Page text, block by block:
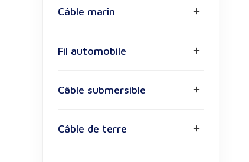
Câble marin
Fil automobile
Câble submersible
Câble de terre